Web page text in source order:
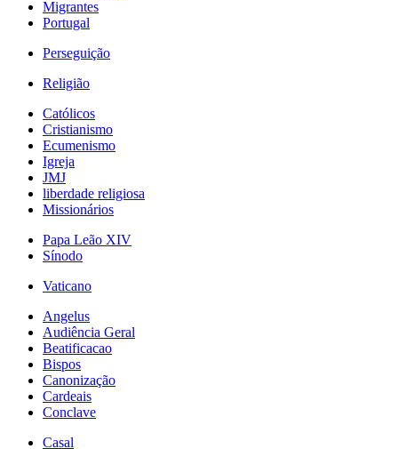
Migrantes
Portugal
Perseguição
Religião
Católicos
Cristianismo
Ecumenismo
Igreja
JMJ
liberdade religiosa
Missionários
Papa Leão XIV
Sínodo
Vaticano
Angelus
Audiência Geral
Beatificacao
Bispos
Canonização
Cardeais
Conclave
Casal